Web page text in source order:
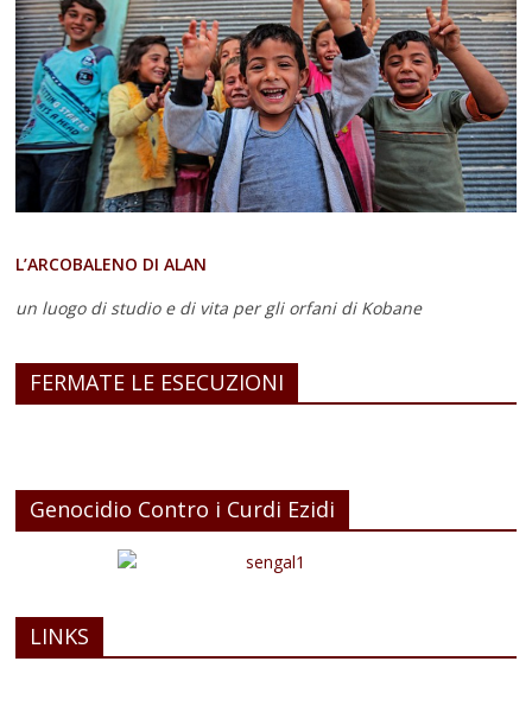
L’ARCOBALENO DI ALAN
un luogo di studio e di vita per gli orfani di Kobane
FERMATE LE ESECUZIONI
Genocidio Contro i Curdi Ezidi
LINKS